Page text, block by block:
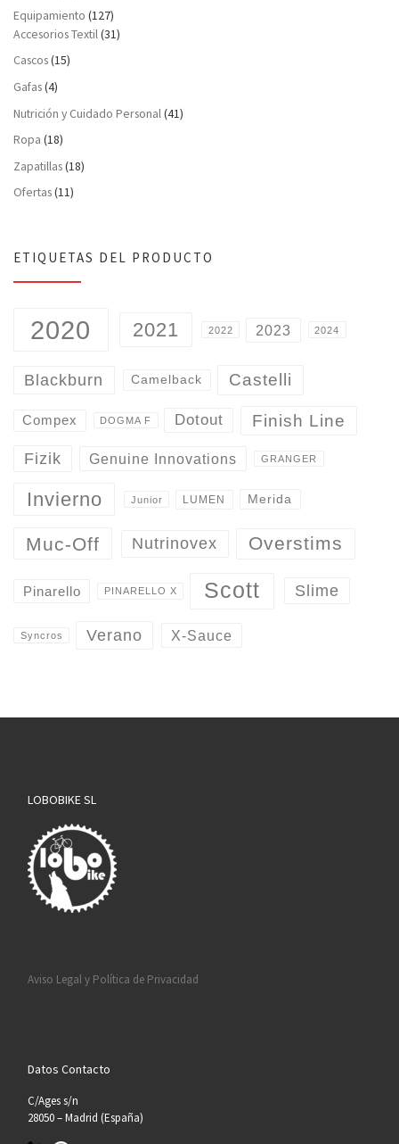
Equipamiento (127)
Accesorios Textil(31)
Cascos(15)
Gafas(4)
Nutrición y Cuidado Personal (41)
Ropa (18)
Zapatillas(18)
Ofertas(11)
ETIQUETAS DEL PRODUCTO
2020 2021 2022 2023 2024
Blackburn Camelback Castelli
Compex DOGMA F Dotout Finish Line
Fizik Genuine Innovations GRANGER
Invierno Junior LUMEN Merida
Muc-Off Nutrinovex Overstims
Pinarello PINARELLO X Scott Slime
Syncros Verano X-Sauce
LOBOBIKE SL
Aviso Legal y Política de Privacidad
Datos Contacto
C/Ages s/n
28050 – Madrid (España)